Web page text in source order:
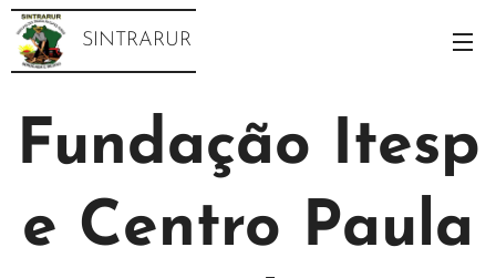
SINTRARUR
Fundação Itesp
e Centro Paula